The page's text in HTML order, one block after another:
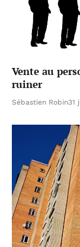
Vente au
ruiner
Sébastien Robin31